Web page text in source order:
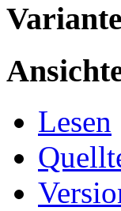
Lesen